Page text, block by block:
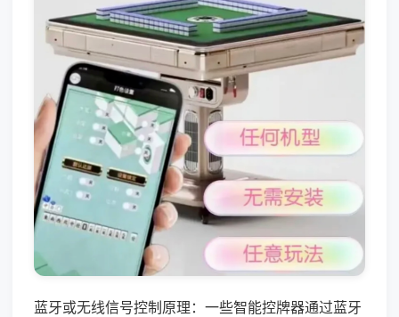
蓝牙或无线信号控制原理：一些智能控牌器通过蓝牙